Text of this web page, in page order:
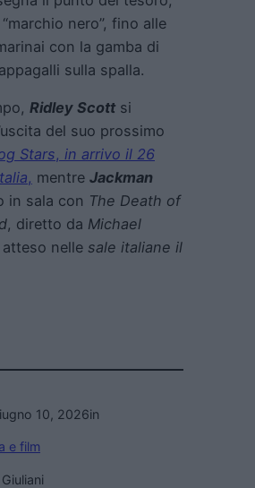
nero”, fino alle
con la gamba di
sulla spalla.
Ridley Scott si
del suo prossimo
Stars, in arrivo il 26
, mentre Jackman
in sala con The Death of
, diretto da Michael
atteso nelle sale italiane il
10, 2026in
e film